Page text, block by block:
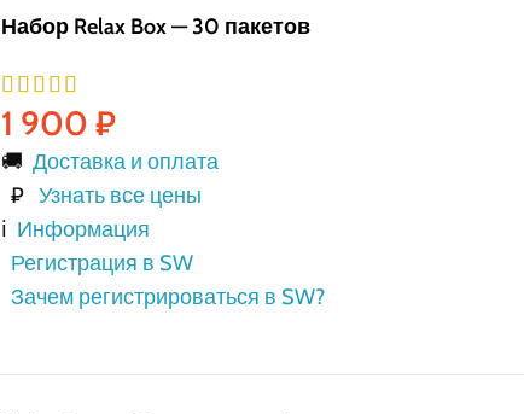
Набор Relax Box — 30 пакетов
1 900 ₽
🚚 Доставка и оплата
₽ Узнать все цены
ℹ️ Информация
Регистрация в SW
Зачем регистрироваться в SW?